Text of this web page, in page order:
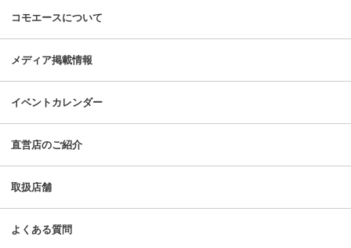
コモエースについて
メディア掲載情報
イベントカレンダー
直営店のご紹介
取扱店舗
よくある質問